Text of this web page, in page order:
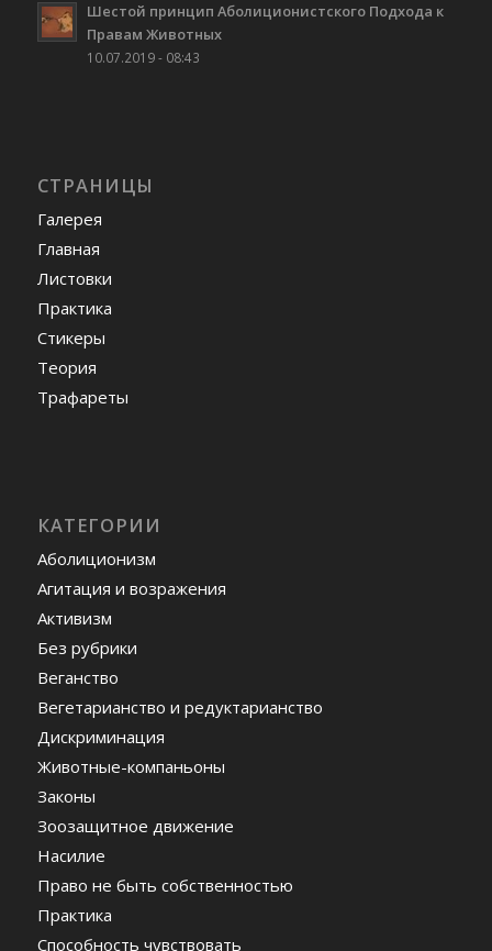
Шестой принцип Аболиционистского Подхода к
Правам Животных
10.07.2019 - 08:43
СТРАНИЦЫ
Галерея
Главная
Листовки
Практика
Стикеры
Теория
Трафареты
КАТЕГОРИИ
Аболиционизм
Агитация и возражения
Активизм
Без рубрики
Веганство
Вегетарианство и редуктарианство
Дискриминация
Животные-компаньоны
Законы
Зоозащитное движение
Насилие
Право не быть собственностью
Практика
Способность чувствовать